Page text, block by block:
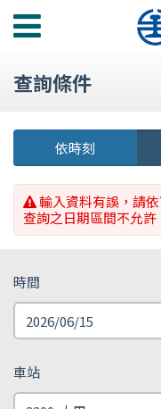
功
選
查詢條件
依時刻
輸入資料有誤，請
查詢之日期區間不允許
時間
車站